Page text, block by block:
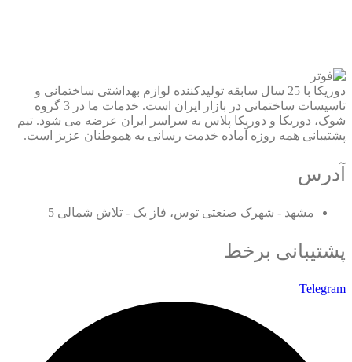
دوریکا با 25 سال سابقه تولیدکننده لوازم بهداشتی ساختمانی و
تاسیسات ساختمانی در بازار ایران است. خدمات ما در 3 گروه
شوک، دوریکا و دوریکا پلاس به سراسر ایران عرضه می شود. تیم
پشتیبانی همه روزه آماده خدمت رسانی به هموطنان عزیز است.
آدرس
مشهد - شهرک صنعتی توس، فاز یک - تلاش شمالی 5
پشتیبانی برخط
Telegram